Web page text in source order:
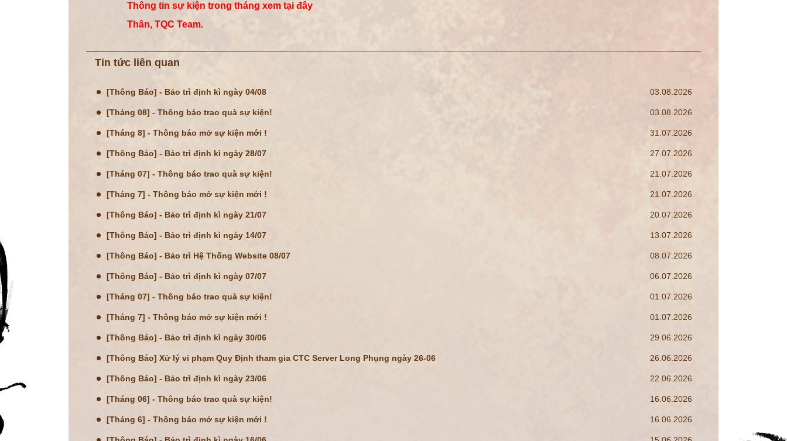
Thông tin sự kiện trong tháng xem tại đây
Thân, TQC Team.
Tin tức liên quan
[Thông Báo] - Bảo trì định kì ngày 04/08 03.08.2026
[Tháng 08] - Thông báo trao quà sự kiện! 03.08.2026
[Tháng 8] - Thông báo mở sự kiện mới ! 31.07.2026
[Thông Báo] - Bảo trì định kì ngày 28/07 27.07.2026
[Tháng 07] - Thông báo trao quà sự kiện! 21.07.2026
[Tháng 7] - Thông báo mở sự kiện mới ! 21.07.2026
[Thông Báo] - Bảo trì định kì ngày 21/07 20.07.2026
[Thông Báo] - Bảo trì định kì ngày 14/07 13.07.2026
[Thông Báo] - Bảo trì Hệ Thống Website 08/07 08.07.2026
[Thông Báo] - Bảo trì định kì ngày 07/07 06.07.2026
[Tháng 07] - Thông báo trao quà sự kiện! 01.07.2026
[Tháng 7] - Thông báo mở sự kiện mới ! 01.07.2026
[Thông Báo] - Bảo trì định kì ngày 30/06 29.06.2026
[Thông Báo] Xử lý vi phạm Quy Định tham gia CTC Server Long Phụng ngày 26-06 26.06.2026
[Thông Báo] - Bảo trì định kì ngày 23/06 22.06.2026
[Tháng 06] - Thông báo trao quà sự kiện! 16.06.2026
[Tháng 6] - Thông báo mở sự kiện mới ! 16.06.2026